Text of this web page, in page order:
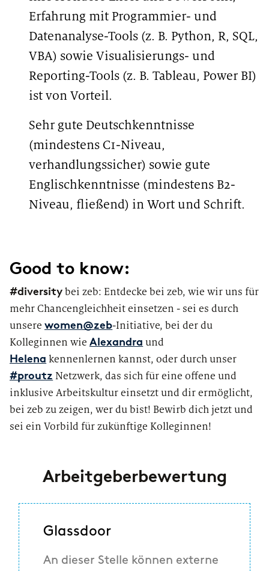
Erfahrung mit Programmier- und
Datenanalyse-Tools (z. B. Python, R, SQL,
VBA) sowie Visualisierungs- und
Reporting-Tools (z. B. Tableau, Power BI)
ist von Vorteil.
Sehr gute Deutschkenntnisse
(mindestens C1-Niveau,
verhandlungssicher) sowie gute
Englischkenntnisse (mindestens B2-
Niveau, fließend) in Wort und Schrift.
Good to know:
#diversitybei zeb: Entdecke bei zeb, wie wir uns für
mehr Chancengleichheit einsetzen - sei es durch
unsere women@zeb-Initiative, bei der du
Kolleginnen wie Alexandra und
Helena kennenlernen kannst, oder durch unser
#proutz Netzwerk, das sich für eine offene und
inklusive Arbeitskultur einsetzt und dir ermöglicht,
bei zeb zu zeigen, wer du bist! Bewirb dich jetzt und
sei ein Vorbild für zukünftige Kolleginnen!
Arbeitgeberbewertung
Glassdoor
An dieser Stelle können externe